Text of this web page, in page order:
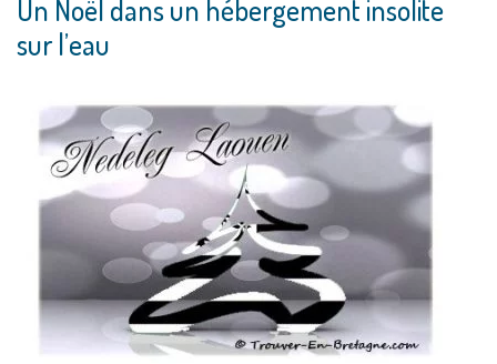
Un Noël dans un hébergement insolite
sur l’eau